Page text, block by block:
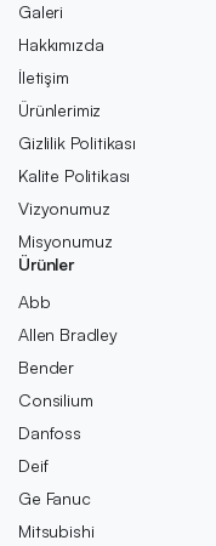
Galeri
Hakkımızda
İletişim
Ürünlerimiz
Gizlilik Politikası
Kalite Politikası
Vizyonumuz
Misyonumuz
Ürünler
Abb
Allen Bradley
Bender
Consilium
Danfoss
Deif
Ge Fanuc
Mitsubishi